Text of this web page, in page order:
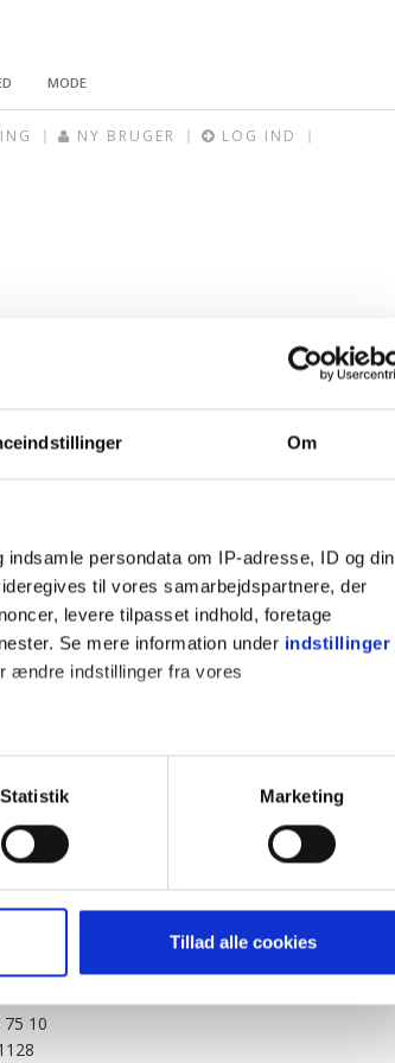
Om
persondata om IP-adresse, ID og din
til vores samarbejdspartnere, der
levere tilpasset indhold, foretage
Se mere information under indstillinger
ændre indstillinger fra vores
inden for få meter
(fingerprinting)
til at optimere dit besøg på vores
samt til brug for markedsføring, så vi
hjemmeside muligvis ikke fungerer
Du kan læse mere om vores brug af cookies
Statistik Marketing
Tillad alle cookies
MODE
NY BRUGER LOG IND
Cookiepolitik
Privatlivspolitik
Egmont A/S
46
75 10